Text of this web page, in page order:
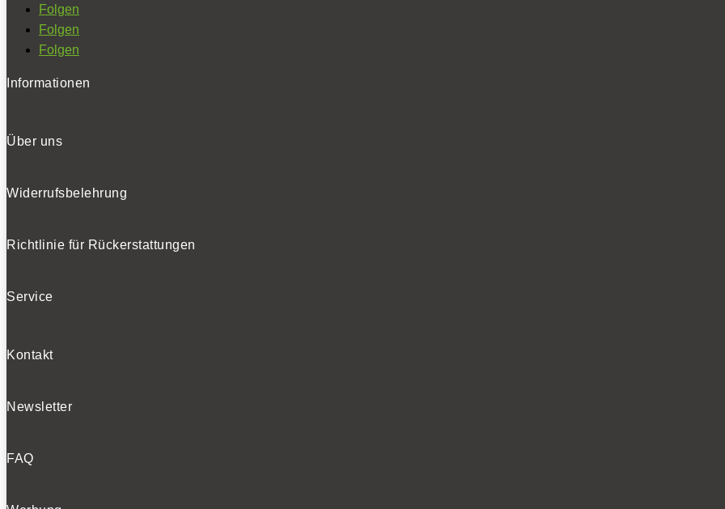
Folgen
Folgen
Folgen
Informationen
Über uns
Widerrufsbelehrung
Richtlinie für Rückerstattungen
Service
Kontakt
Newsletter
FAQ